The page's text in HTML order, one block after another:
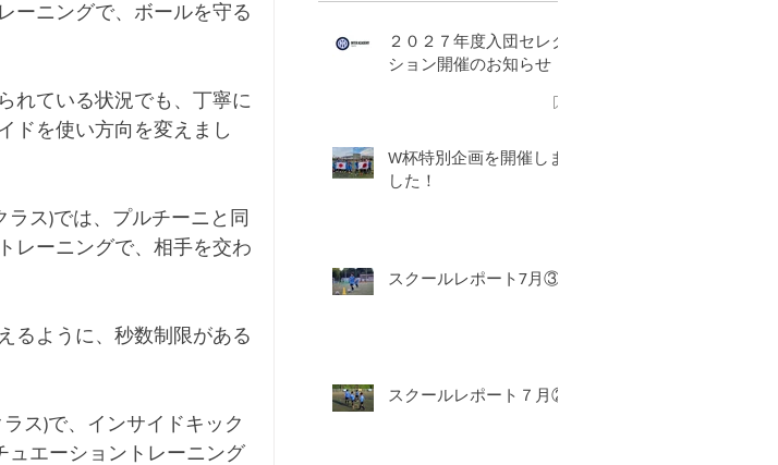
ーニングで、ボールを守る
れている状況でも、丁寧に
ドを使い方向を変えまし
ス)では、プルチーニと同
レーニングで、相手を交わ
るように、秒数制限がある
ス)で、インサイドキック
ュエーショントレーニング
２０２７年度入団セレク
ション開催のお知らせ
W杯特別企画を開催しま
した！
スクールレポート7月③
スクールレポート７月②